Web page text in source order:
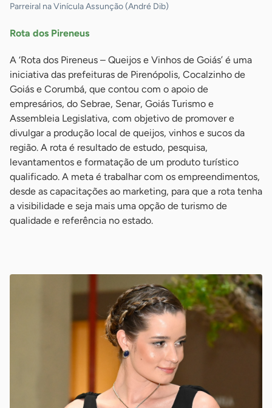
Parreiral na Vinícula Assunção (André Dib)
Rota dos Pireneus
A ‘Rota dos Pireneus – Queijos e Vinhos de Goiás’ é uma
iniciativa das prefeituras de Pirenópolis, Cocalzinho de
Goiás e Corumbá, que contou com o apoio de
empresários, do Sebrae, Senar, Goiás Turismo e
Assembleia Legislativa, com objetivo de promover e
divulgar a produção local de queijos, vinhos e sucos da
região. A rota é resultado de estudo, pesquisa,
levantamentos e formatação de um produto turístico
qualificado. A meta é trabalhar com os empreendimentos,
desde as capacitações ao marketing, para que a rota tenha
a visibilidade e seja mais uma opção de turismo de
qualidade e referência no estado.